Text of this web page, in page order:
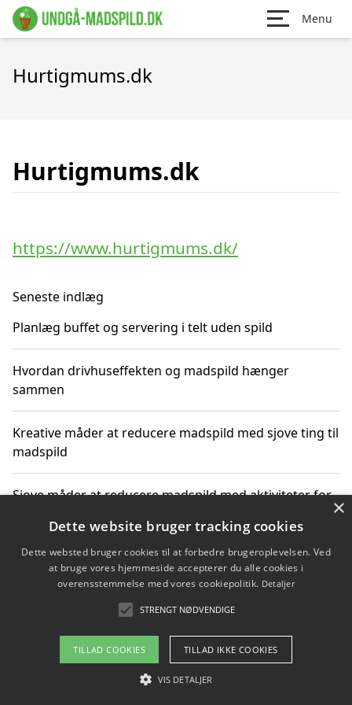
Menu
Hurtigmums.dk
Hurtigmums.dk
https://www.hurtigmums.dk/
Seneste indlæg
Planlæg buffet og servering i telt uden spild
Hvordan drivhuseffekten og madspild hænger
sammen
Kreative måder at reducere madspild med sjove ting til
madspild
Sjove måder at reducere madspild med aktiviteter for
Hvor finder jeg nemme måltidskasser i Vejle
Om / kontakt
Blog Betingelser
×
Dette website bruger tracking cookies
Dette websted bruger cookies til at forbedre brugeroplevelsen. Ved
at bruge vores hjemmeside accepterer du alle cookies i
overensstemmelse med vores cookiepolitik. Detaljer
STRENGT NØDVENDIGE
TILLAD COOKIES TILLAD IKKE COOKIES
VIS DETALJER